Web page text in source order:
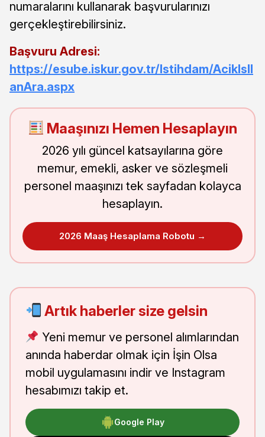
numaralarını kullanarak başvurularınızı
gerçekleştirebilirsiniz.
Başvuru Adresi:
https://esube.iskur.gov.tr/Istihdam/AcikIsIl
anAra.aspx
Maaşınızı Hemen Hesaplayın
2026 yılı güncel katsayılarına göre
memur, emekli, asker ve sözleşmeli
personel maaşınızı tek sayfadan kolayca
hesaplayın.
2026 Maaş Hesaplama Robotu →
Artık haberler size gelsin
Yeni memur ve personel alımlarından
anında haberdar olmak için İşin Olsa
mobil uygulamasını indir ve Instagram
hesabımızı takip et.
Google Play